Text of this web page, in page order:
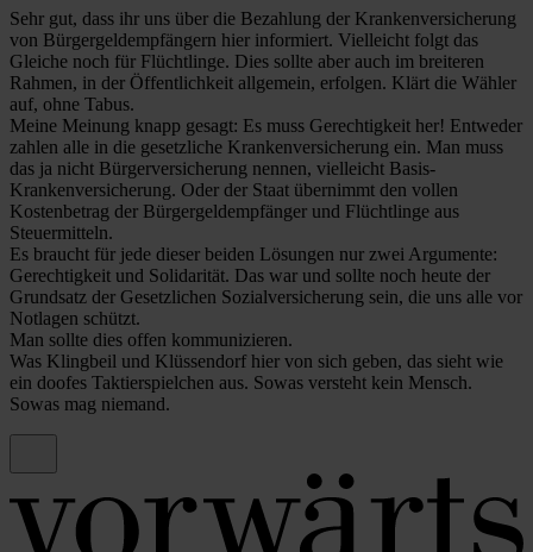
Sehr gut, dass ihr uns über die Bezahlung der Krankenversicherung
von Bürgergeldempfängern hier informiert. Vielleicht folgt das
Gleiche noch für Flüchtlinge. Dies sollte aber auch im breiteren
Rahmen, in der Öffentlichkeit allgemein, erfolgen. Klärt die Wähler
auf, ohne Tabus.
Meine Meinung knapp gesagt: Es muss Gerechtigkeit her! Entweder
zahlen alle in die gesetzliche Krankenversicherung ein. Man muss
das ja nicht Bürgerversicherung nennen, vielleicht Basis-
Krankenversicherung. Oder der Staat übernimmt den vollen
Kostenbetrag der Bürgergeldempfänger und Flüchtlinge aus
Steuermitteln.
Es braucht für jede dieser beiden Lösungen nur zwei Argumente:
Gerechtigkeit und Solidarität. Das war und sollte noch heute der
Grundsatz der Gesetzlichen Sozialversicherung sein, die uns alle vor
Notlagen schützt.
Man sollte dies offen kommunizieren.
Was Klingbeil und Klüssendorf hier von sich geben, das sieht wie
ein doofes Taktierspielchen aus. Sowas versteht kein Mensch.
Sowas mag niemand.